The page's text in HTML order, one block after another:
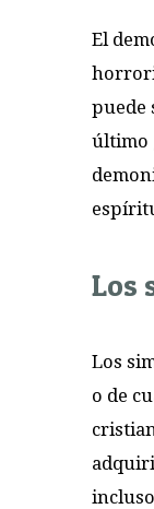
El
puede
último
Los
Los
o de